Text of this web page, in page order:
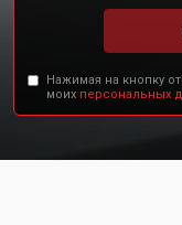
Нажимая на кнопку
моих персональных